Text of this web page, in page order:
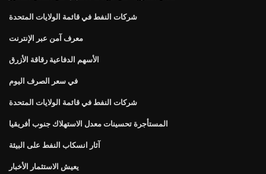
شركات النفط في قائمة الولايات المتحدة
معرف آمن عبر الإنترنت
الأسهم الدفاعية رقاقة الأزرق
في سعر الصرف اليوم
شركات النفط في قائمة الولايات المتحدة
المستأجرة تحسينات معدل الاستهلاك جنوب أفريقيا
آثار انسكاب النفط على البيئة
يعيش الاستثمار الأخبار